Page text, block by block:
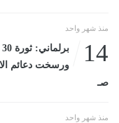
منذ شهر واحد
14
صـ
منذ شهر واحد